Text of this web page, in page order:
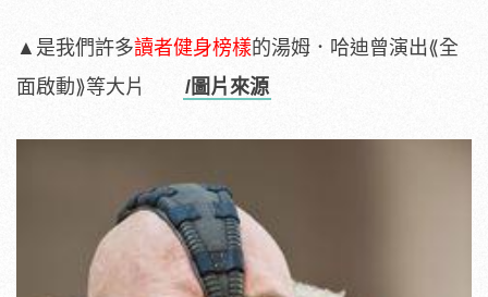
▲是我們許多讀者健身榜樣的湯姆．哈迪曾演出⟪全
面啟動⟫等大片 /圖片來源